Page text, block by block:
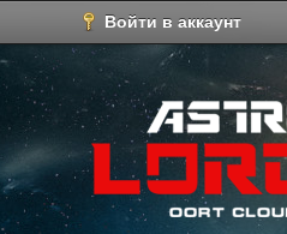
Войти в аккаунт